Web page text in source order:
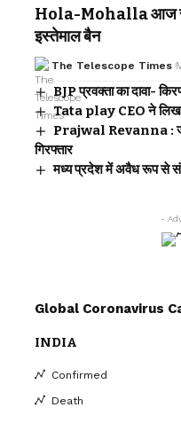
Hola-Mohalla आज से,
इस्तेमाल बैन
The Telescope Times
BJP प्रवक्ता का दावा-
Tata play CEO ने
Prajwal Revanna :
गिरफ्तार
मध्य प्रदेश में अवैध रूप से
-
Global Coronavirus
INDIA
Confirmed
Death